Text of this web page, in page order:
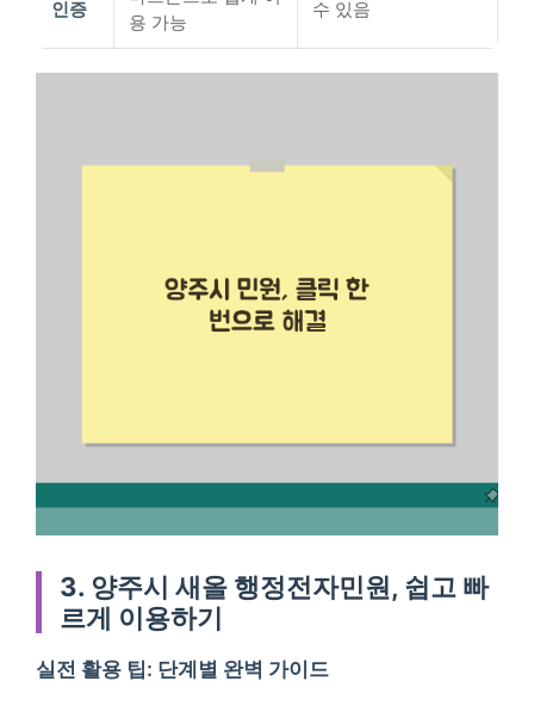
인증
용 가능
수 있음
3. 양주시 새올 행정전자민원, 쉽고 빠
르게 이용하기
실전 활용 팁: 단계별 완벽 가이드